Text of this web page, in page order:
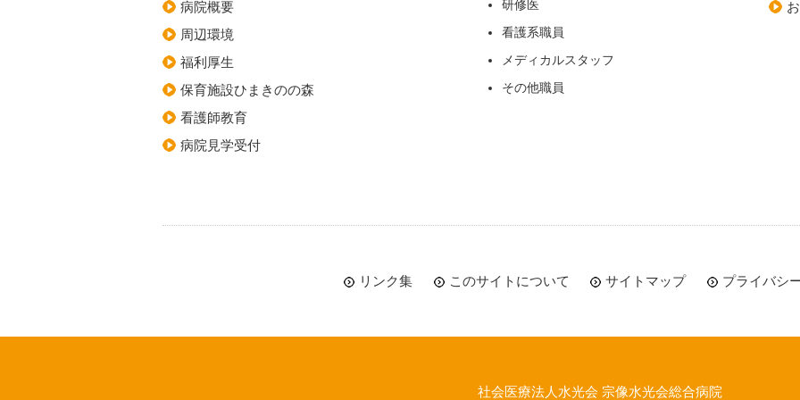
病院概要
周辺環境
福利厚生
保育施設ひまきのの森
看護師教育
病院見学受付
研修医
看護系職員
メディカルスタッフ
その他職員
リンク集 このサイトについて サイトマップ プライバシ
社会医療法人水光会 宗像水光会総合病院